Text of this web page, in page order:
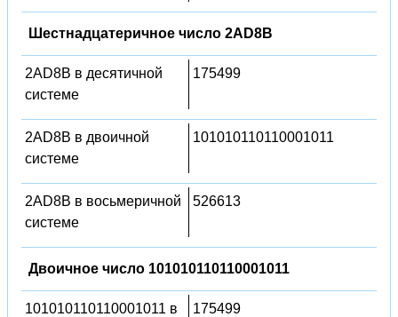
Шестнадцатеричное число 2AD8B
2AD8B в десятичной
системе
175499
2AD8B в двоичной
системе
101010110110001011
2AD8B в восьмеричной
системе
526613
Двоичное число 101010110110001011
101010110110001011 в
175499